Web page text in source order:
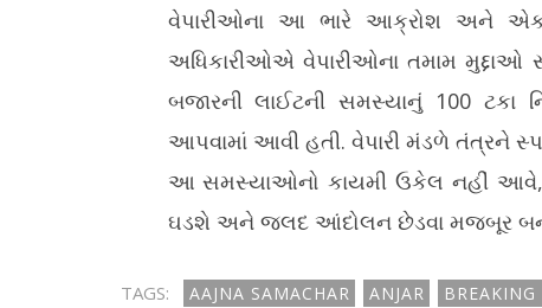
વેપારીઓના આ ભારે આક્રોશ અને
અધિકારીઓએ વેપારીઓના તમામ મુદ્દાઓ
બજારની લાઈટની સમસ્યાનું 100 ટકા
આપવામાં આવી હતી. વેપારી મંડળે તંત્રને
આ સમસ્યાઓનો કાયમી ઉકેલ નહીં
ઘડશે અને જલદ આંદોલન છેડવા મજબૂર
TAGS: AAJNA SAMACHAR ANJAR BREAKING